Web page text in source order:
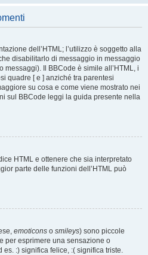
dell’HTML; l’utilizzo è soggetto alla
disabilitarlo di messaggio in messaggio
messaggi). Il BBCode è simile all’HTML, i
quadre [ e ] anziché tra parentesi
su cosa e come viene mostrato nei
sul BBCode leggi la guida presente nella
HTML e ottenere che sia interpretato
parte delle funzioni dell’HTML può
emoticons o smileys) sono piccole
per esprimere una sensazione o
es. :) significa felice, :( significa triste.